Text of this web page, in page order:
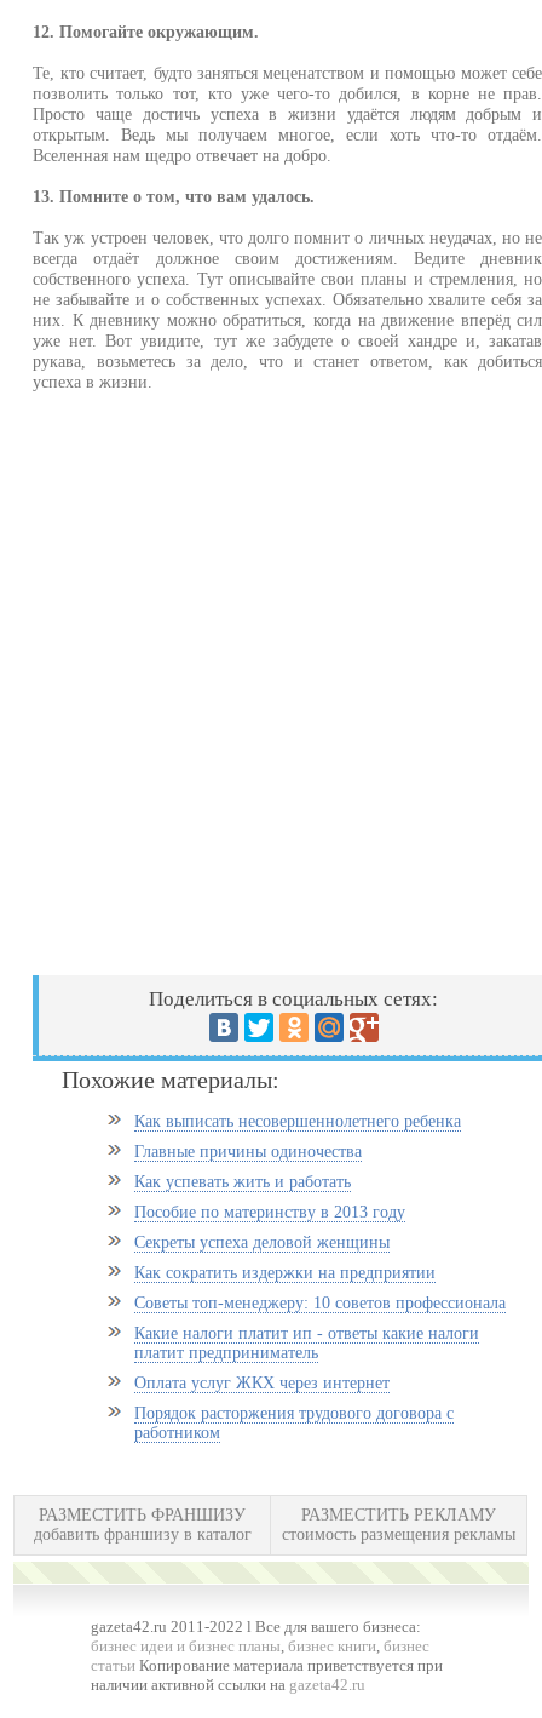
12. Помогайте окружающим.
Те, кто считает, будто заняться меценатством и помощью может себе
позволить только тот, кто уже чего-то добился, в корне не прав.
Просто чаще достичь успеха в жизни удаётся людям добрым и
открытым. Ведь мы получаем многое, если хоть что-то отдаём.
Вселенная нам щедро отвечает на добро.
13. Помните о том, что вам удалось.
Так уж устроен человек, что долго помнит о личных неудачах, но не
всегда отдаёт должное своим достижениям. Ведите дневник
собственного успеха. Тут описывайте свои планы и стремления, но
не забывайте и о собственных успехах. Обязательно хвалите себя за
них. К дневнику можно обратиться, когда на движение вперёд сил
уже нет. Вот увидите, тут же забудете о своей хандре и, закатав
рукава, возьметесь за дело, что и станет ответом, как добиться
успеха в жизни.
Поделиться в социальных сетях:
Похожие материалы:
Как выписать несовершеннолетнего ребенка
Главные причины одиночества
Как успевать жить и работать
Пособие по материнству в 2013 году
Секреты успеха деловой женщины
Как сократить издержки на предприятии
Советы топ-менеджеру: 10 советов профессионала
Какие налоги платит ип - ответы какие налоги
платит предприниматель
Оплата услуг ЖКХ через интернет
Порядок расторжения трудового договора с
работником
РАЗМЕСТИТЬ ФРАНШИЗУ
добавить франшизу в каталог
РАЗМЕСТИТЬ РЕКЛАМУ
стоимость размещения рекламы
gazeta42.ru 2011-2022 l Все для вашего бизнеса:
бизнес идеи и бизнес планы,бизнес книги,бизнес
статьи Копирование материала приветствуется при
наличии активной ссылки на gazeta42.ru